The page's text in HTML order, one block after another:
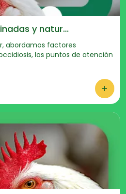
y natur...
abordamos factores
los puntos de atención
+